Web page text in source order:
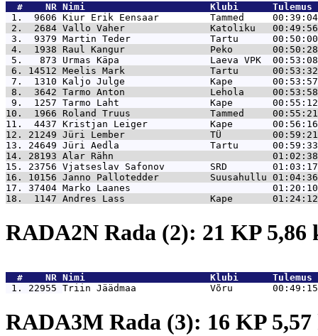
  #    NR
Nimi                      Klubi
1.  9606 Kiur Erik Eensaar         Tammed     00:39:04
2.  2684 Vallo Vaher               Katoliku   00:49:56
3.  9379 Martin Teder              Tartu      00:50:00
4.  1938 Raul Kangur               Peko       00:50:28
5.   873 Urmas Käpa                Laeva VPK  00:53:08
6. 14512 Meelis Mark               Tartu      00:53:32
7.  1310 Kaljo Julge               Kape       00:53:57
8.  3642 Tarmo Anton               Lehola     00:53:58
9.  1257 Tarmo Laht                Kape       00:55:12
10.  1966 Roland Truus              Tammed     00:55:21
11.  4437 Kristjan Leiger           Kape       00:56:16
12. 21249 Jüri Lember               TÜ         00:59:21
13. 24649 Jüri Aedla                Tartu      00:59:33
14. 28193 Alar Rähn                            01:02:38
15. 23756 Vjatseslav Safonov        SRD        01:03:17
16. 10156 Janno Pallotedder         Suusahullu 01:04:36
17. 37404 Marko Laanes                         01:20:10
18.  1147 Andres Lass               Kape       01:24:12
RADA2N Rada (2): 21 KP
  #    NR
Nimi                      Klubi
1. 22955 Triin Jäädmaa             Võru       00:49:15
RADA3M Rada (3): 16 KP